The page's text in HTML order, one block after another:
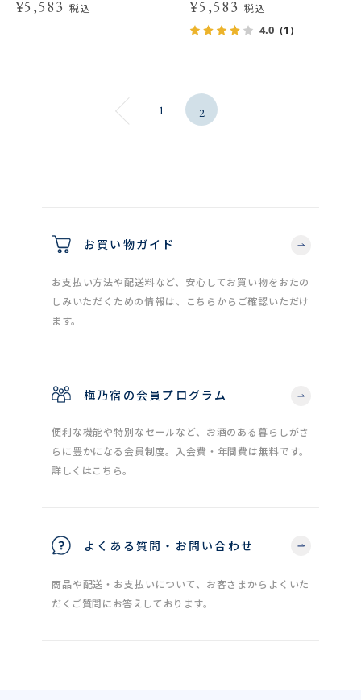
¥5,583税込 ¥5,583 税込
4.0 （1）
1 2
お買い物ガイド
お支払い方法や配送料など、安心してお買い物をおたの
しみいただくための情報は、こちらからご確認いただけ
ます。
梅乃宿の会員プログラム
便利な機能や特別なセールなど、お酒のある暮らしがさ
らに豊かになる会員制度。入会費・年間費は無料です。
詳しくはこちら。
よくある質問・お問い合わせ
商品や配送・お支払いについて、お客さまからよくいた
だくご質問にお答えしております。